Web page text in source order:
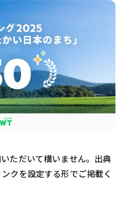
ただいて構いません。出典
クを設定する形でご掲載く